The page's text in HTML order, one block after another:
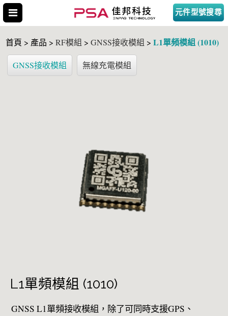
元件型號搜尋
首頁 > 產品 >RF模組 >GNSS接收模組 >L1單頻模組 (1010)
GNSS接收模組 無線充電模組
L1單頻模組 (1010)
GNSS L1單頻接收模組，除了可同時支援GPS、